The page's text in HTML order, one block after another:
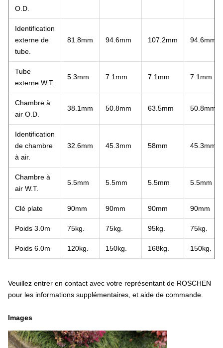
O.D.
Identification
externe de
tube.
81.8mm 94.6mm 107.2mm 94.6mm
Tube
externe W.T.
5.3mm 7.1mm 7.1mm 7.1mm
Chambre à
air O.D.
38.1mm 50.8mm 63.5mm 50.8mm
Identification
de chambre
à air.
32.6mm 45.3mm 58mm 45.3mm
Chambre à
air W.T.
5.5mm 5.5mm 5.5mm 5.5mm
Clé plate 90mm 90mm 90mm 90mm
Poids 3.0m 75kg. 75kg. 95kg. 75kg.
Poids 6.0m 120kg. 150kg. 168kg. 150kg.
Veuillez entrer en contact avec votre représentant de ROSCHEN
pour les informations supplémentaires, et aide de commande.
Images